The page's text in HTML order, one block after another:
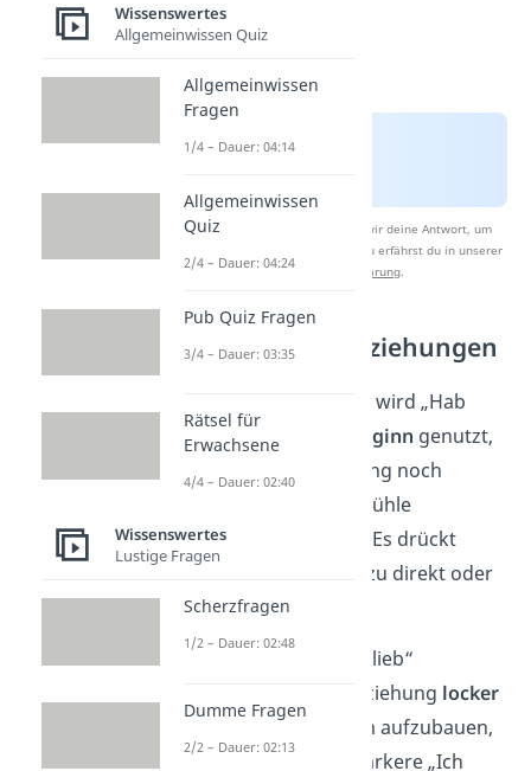
Nach Beantwortung speichern wir deine Antwort, um
Studyflix zu verbessern. Mehr dazu erfährst du in unserer
Datenschutzerklärung.
Romantische Beziehungen
wird „Hab
dich lieb“ häufig zu
Beginn genutzt,
wenn sich die Beziehung noch
entwickelt und die Gefühle
füreinander wachsen. Es drückt
Zuneigung
aus, ohne zu direkt oder
überstürzt zu sein.
Oft wird „Ich hab dich lieb“
verwendet, um die Beziehung locker
zu halten und langsam aufzubauen,
bevor vielleicht das stärkere „Ich
Wissenswertes
Allgemeinwissen Quiz
Allgemeinwissen
Fragen
1/4 – Dauer: 04:14
Allgemeinwissen
Quiz
2/4 – Dauer: 04:24
Pub Quiz Fragen
3/4 – Dauer: 03:35
Rätsel für
Erwachsene
4/4 – Dauer: 02:40
Wissenswertes
Lustige Fragen
Scherzfragen
1/2 – Dauer: 02:48
Dumme Fragen
2/2 – Dauer: 02:13